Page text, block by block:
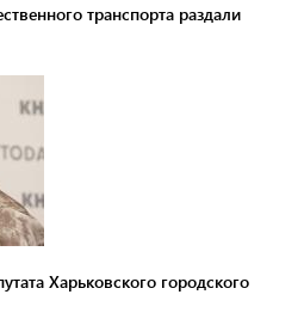
транспорта раздали
Харьковского городского